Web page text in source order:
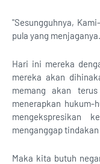
"Sesungguhnya,
pula yang
Hari ini mereka
mereka akan
memang akan
menerapkan hukum-
mengekspresikan
menganggap
Maka kita butuh